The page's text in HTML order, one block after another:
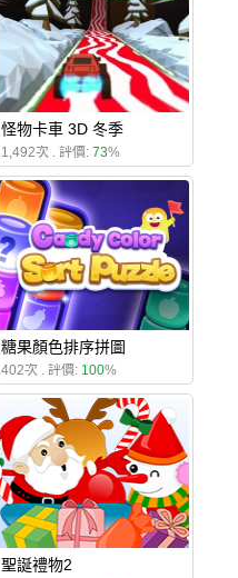
怪物卡車 3D 冬季
1,492次 . 評價: 73%
糖果顏色排序拼圖
402次 . 評價: 100%
聖誕禮物2